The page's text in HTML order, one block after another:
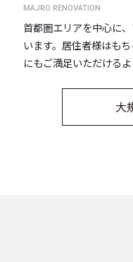
MAJRO RENOVATION
首都圏エリアを中心に
います。居住者様はも
にもご満足いただけるよ
大